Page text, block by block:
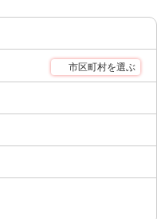
市区町村を選ぶ